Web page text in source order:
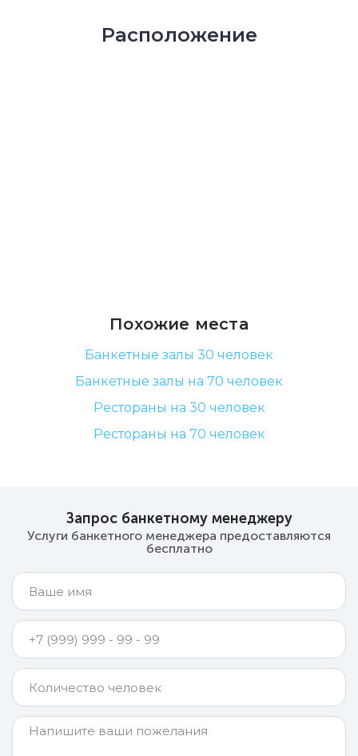
Расположение
Похожие места
Банкетные залы 30 человек
Банкетные залы на 70 человек
Рестораны на 30 человек
Рестораны на 70 человек
Запрос банкетному менеджеру
Услуги банкетного менеджера предоставляются
бесплатно